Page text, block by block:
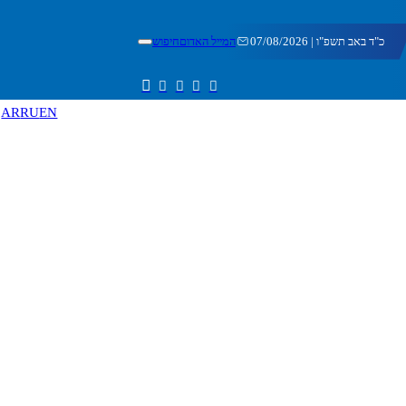
כ"ד באב תשפ"ו | 07/08/2026 המייל האדוםחיפוש
EN
RU
AR